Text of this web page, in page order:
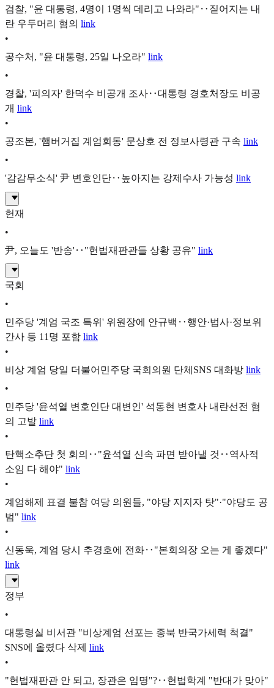
검찰, "윤 대통령, 4명이 1명씩 데리고 나와라"‥짙어지는 내
란 우두머리 혐의 link
•
공수처, "윤 대통령, 25일 나오라" link
•
경찰, '피의자' 한덕수 비공개 조사‥대통령 경호처장도 비공
개 link
•
공조본, '햄버거집 계엄회동' 문상호 전 정보사령관 구속 link
•
'감감무소식' 尹 변호인단‥높아지는 강제수사 가능성 link
헌재
•
尹, 오늘도 '반송'‥"헌법재판관들 상황 공유" link
국회
•
민주당 '계엄 국조 특위' 위원장에 안규백‥행안·법사·정보위
간사 등 11명 포함 link
•
비상 계엄 당일 더불어민주당 국회의원 단체SNS 대화방 link
•
민주당 '윤석열 변호인단 대변인' 석동현 변호사 내란선전 혐
의 고발 link
•
탄핵소추단 첫 회의‥"윤석열 신속 파면 받아낼 것‥역사적
소임 다 해야" link
•
계엄해제 표결 불참 여당 의원들, "야당 지지자 탓"·"야당도 공
범" link
•
신동욱, 계엄 당시 추경호에 전화‥"본회의장 오는 게 좋겠다"
link
정부
•
대통령실 비서관 "비상계엄 선포는 종북 반국가세력 척결"
SNS에 올렸다 삭제 link
•
"헌법재판관 안 되고, 장관은 임명"?‥헌법학계 "반대가 맞아"